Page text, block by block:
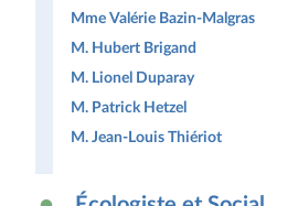
Mme Valérie Bazin-Malgras
M. Hubert Brigand
M. Lionel Duparay
M. Patrick Hetzel
M. Jean-Louis Thiériot